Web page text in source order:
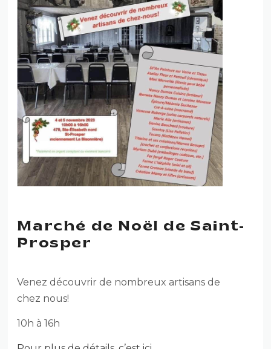
Marché de Noël de Saint-
Prosper
Venez découvrir de nombreux artisans de
chez nous!
10h à 16h